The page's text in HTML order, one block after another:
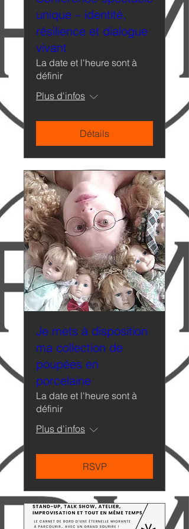
unique – identité,
résilience et dialogue
vivant
La date et l'heure sont à
définir
Plus d'infos
Détails
Je mets à disposition
ma collection de
poupées en
porcelaine
La date et l'heure sont à
définir
Plus d'infos
RSVP